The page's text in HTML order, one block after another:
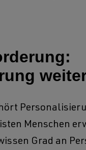
Menschen
Grad an